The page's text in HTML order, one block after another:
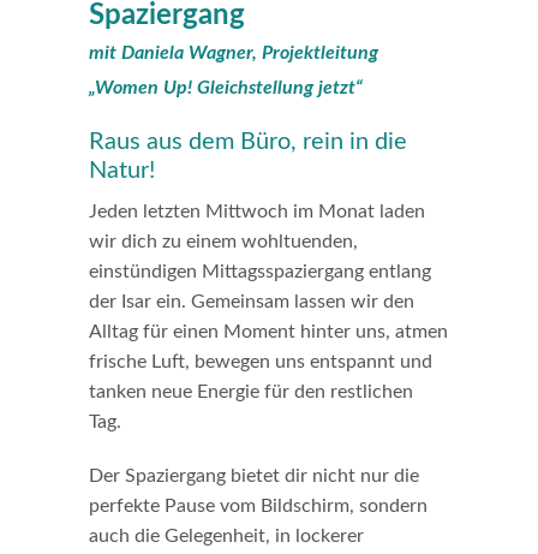
Spaziergang
mit Daniela Wagner, Projektleitung
„Women Up! Gleichstellung jetzt“
Raus aus dem Büro, rein in die
Natur!
Jeden letzten Mittwoch im Monat laden
wir dich zu einem wohltuenden,
einstündigen Mittagsspaziergang entlang
der Isar ein. Gemeinsam lassen wir den
Alltag für einen Moment hinter uns, atmen
frische Luft, bewegen uns entspannt und
tanken neue Energie für den restlichen
Tag.
Der Spaziergang bietet dir nicht nur die
perfekte Pause vom Bildschirm, sondern
auch die Gelegenheit, in lockerer